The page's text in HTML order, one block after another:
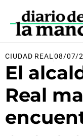
contenido
CIUDAD REAL 08/07/
El
Real